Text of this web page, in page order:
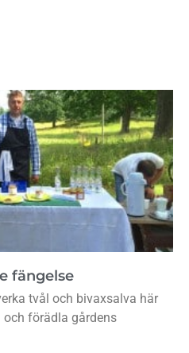
fängelse
tvål och bivaxsalva här
förädla gårdens